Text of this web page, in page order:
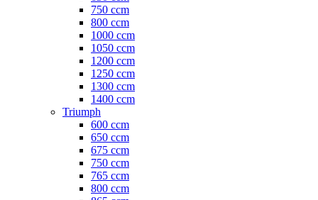
750 ccm
800 ccm
1000 ccm
1050 ccm
1200 ccm
1250 ccm
1300 ccm
1400 ccm
Triumph
600 ccm
650 ccm
675 ccm
750 ccm
765 ccm
800 ccm